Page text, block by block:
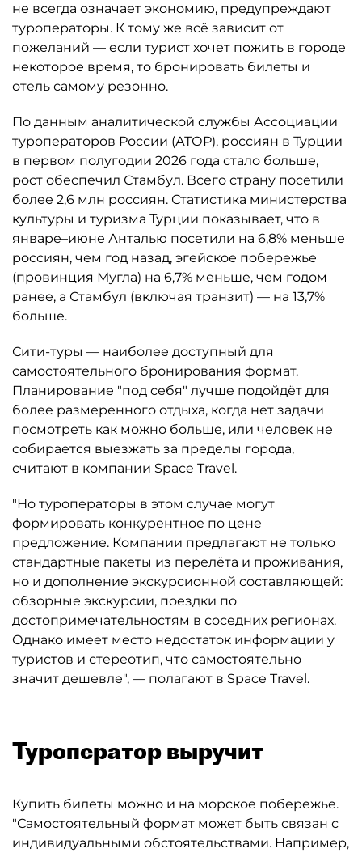
не всегда означает экономию, предупреждают
туроператоры. К тому же всё зависит от
пожеланий — если турист хочет пожить в городе
некоторое время, то бронировать билеты и
отель самому резонно.
По данным аналитической службы Ассоциации
туроператоров России (АТОР), россиян в Турции
в первом полугодии 2026 года стало больше,
рост обеспечил Стамбул. Всего страну посетили
более 2,6 млн россиян. Статистика министерства
культуры и туризма Турции показывает, что в
январе–июне Анталью посетили на 6,8% меньше
россиян, чем год назад, эгейское побережье
(провинция Мугла) на 6,7% меньше, чем годом
ранее, а Стамбул (включая транзит) — на 13,7%
больше.
Сити-туры — наиболее доступный для
самостоятельного бронирования формат.
Планирование "под себя" лучше подойдёт для
более размеренного отдыха, когда нет задачи
посмотреть как можно больше, или человек не
собирается выезжать за пределы города,
считают в компании Space Travel.
"Но туроператоры в этом случае могут
формировать конкурентное по цене
предложение. Компании предлагают не только
стандартные пакеты из перелёта и проживания,
но и дополнение экскурсионной составляющей:
обзорные экскурсии, поездки по
достопримечательностям в соседних регионах.
Однако имеет место недостаток информации у
туристов и стереотип, что самостоятельно
значит дешевле", — полагают в Space Travel.
Туроператор выручит
Купить билеты можно и на морское побережье.
"Самостоятельный формат может быть связан с
индивидуальными обстоятельствами. Например,